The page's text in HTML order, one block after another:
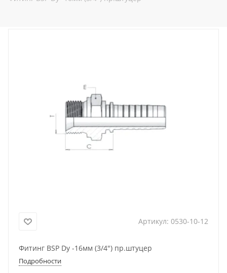
Артикул: 0530-10-12
Фитинг BSP Dу -16мм (3/4") пр.штуцер
Подробности